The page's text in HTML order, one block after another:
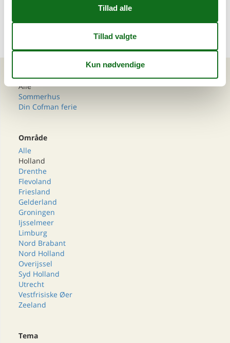
4 5 6
>>
Alle
Sommerhus
Din Cofman ferie
Område
Alle
Holland
Drenthe
Flevoland
Friesland
Gelderland
Groningen
Ijsselmeer
Limburg
Nord Brabant
Nord Holland
Overijssel
Syd Holland
Utrecht
Vestfrisiske Øer
Zeeland
Tema